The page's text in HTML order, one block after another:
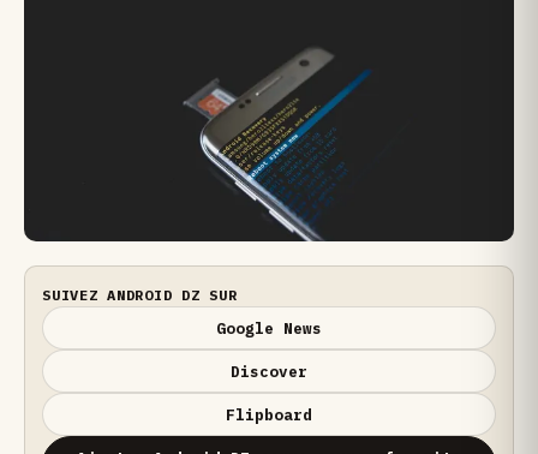
SUIVEZ ANDROID DZ SUR
Google News
Discover
Flipboard